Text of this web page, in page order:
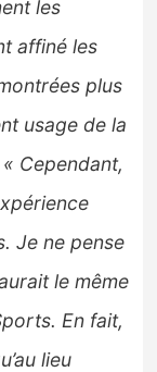
les
affiné les
plus
usage de la
Cependant,
Je ne pense
le même
En fait,
lieu